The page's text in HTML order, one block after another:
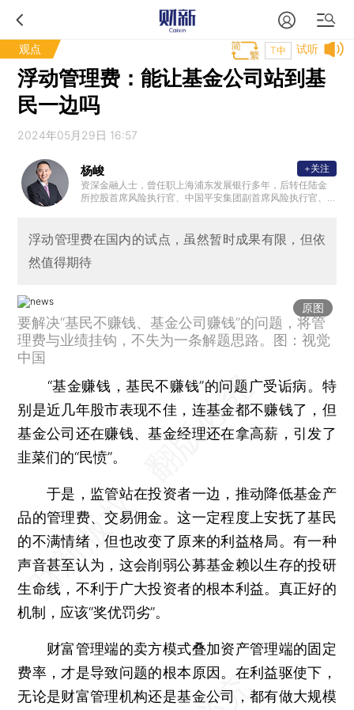
观点 试听
T中
浮动管理费：能让基金公司站到基
民一边吗
2024年05月29日 16:57
杨峻
资深金融人士，曾任职上海浦东发展银行多年，后转任陆金
所控股首席风险执行官、中国平安集团副首席风险执行官、
+关注
浮动管理费在国内的试点，虽然暂时成果有限，但依
然值得期待
原图
要解决“基民不赚钱、基金公司赚钱”的问题，将管
理费与业绩挂钩，不失为一条解题思路。图：视觉
中国
“基金赚钱，基民不赚钱”的问题广受诟病。特
别是近几年股市表现不佳，连基金都不赚钱了，但
基金公司还在赚钱、基金经理还在拿高薪，引发了
韭菜们的“民愤”。
于是，监管站在投资者一边，推动降低基金产
品的管理费、交易佣金。这一定程度上安抚了基民
的不满情绪，但也改变了原来的利益格局。有一种
声音甚至认为，这会削弱公募基金赖以生存的投研
生命线，不利于广大投资者的根本利益。真正好的
机制，应该“奖优罚劣”。
财富管理端的卖方模式叠加资产管理端的固定
费率，才是导致问题的根本原因。在利益驱使下，
无论是财富管理机构还是基金公司，都有做大规模